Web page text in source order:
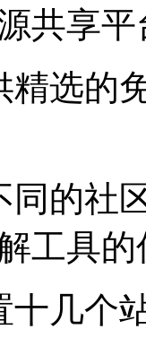
共享平
精选的
同的社
工具的
十几个